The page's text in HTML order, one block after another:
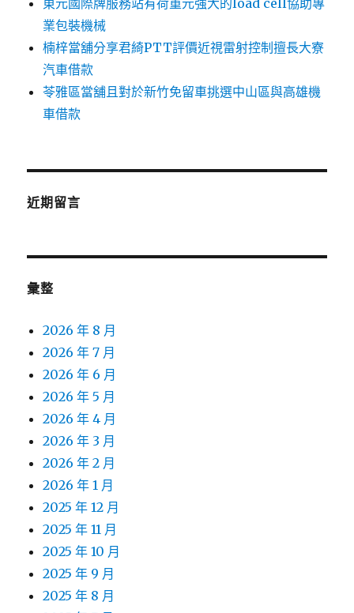
東元國際牌服務站有荷重元強大的load cell協助專
業包裝機械
楠梓當舖分享君綺PTT評價近視雷射控制擅長大寮
汽車借款
苓雅區當舖且對於新竹免留車挑選中山區與高雄機
車借款
近期留言
彙整
2026 年 8 月
2026 年 7 月
2026 年 6 月
2026 年 5 月
2026 年 4 月
2026 年 3 月
2026 年 2 月
2026 年 1 月
2025 年 12 月
2025 年 11 月
2025 年 10 月
2025 年 9 月
2025 年 8 月